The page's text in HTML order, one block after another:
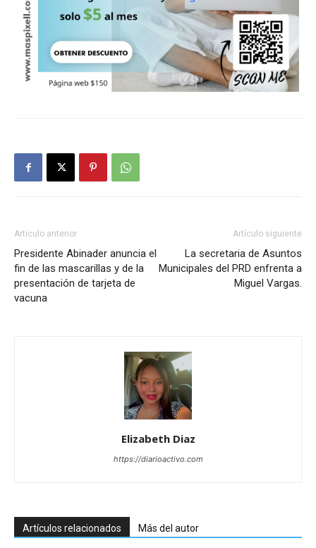
Artículo anterior
Presidente Abinader anuncia el
fin de las mascarillas y de la
presentación de tarjeta de
vacuna
Artículo siguiente
La secretaria de Asuntos
Municipales del PRD enfrenta a
Miguel Vargas.
Elizabeth Diaz
https://diarioactivo.com
Artículos relacionados Más del autor